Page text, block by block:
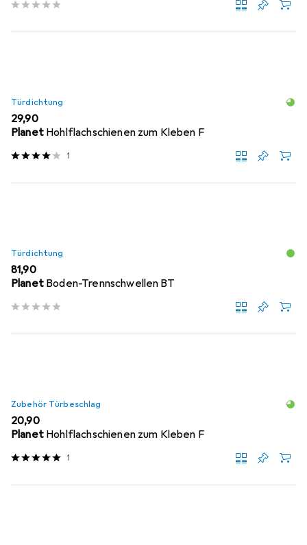
Türdichtung
EUR
29,90
Planet Hohlflachschienen zum Kleben F
1
Türdichtung
EUR
81,90
Planet Boden-Trennschwellen BT
Zubehör Türbeschlag
EUR
20,90
Planet Hohlflachschienen zum Kleben F
1